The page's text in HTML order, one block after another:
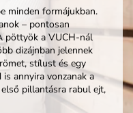
minden formájukban.
– pontosan
pöttyök a VUCH-nál
dizájnban jelennek
stílust és egy
annyira vonzanak a
pillantásra rabul ejt,